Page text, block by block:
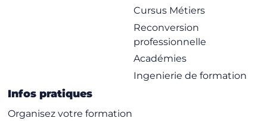
Cursus Métiers
Reconversion
professionnelle
Académies
Ingenierie de formation
Infos pratiques
Organisez votre formation